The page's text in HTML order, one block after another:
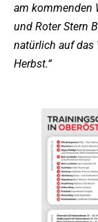
am kommenden
und Roter Stern
natürlich auf das
Herbst.“